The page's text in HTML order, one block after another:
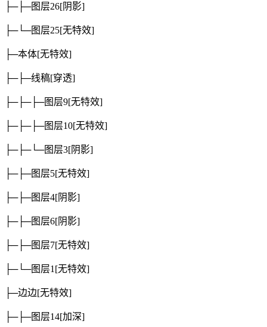
├─├─图层26[阴影]
├─└─图层25[无特效]
├─本体[无特效]
├─├─线稿[穿透]
├─├─├─图层9[无特效]
├─├─├─图层10[无特效]
├─├─└─图层3[阴影]
├─├─图层5[无特效]
├─├─图层4[阴影]
├─├─图层6[阴影]
├─├─图层7[无特效]
├─└─图层1 [无特效]
├─边边[无特效]
├─├─图层14[加深]